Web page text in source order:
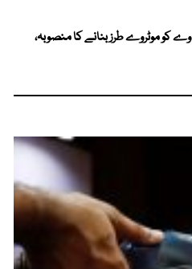
کو موٹروے طرز بنانے کا منصوبہ،